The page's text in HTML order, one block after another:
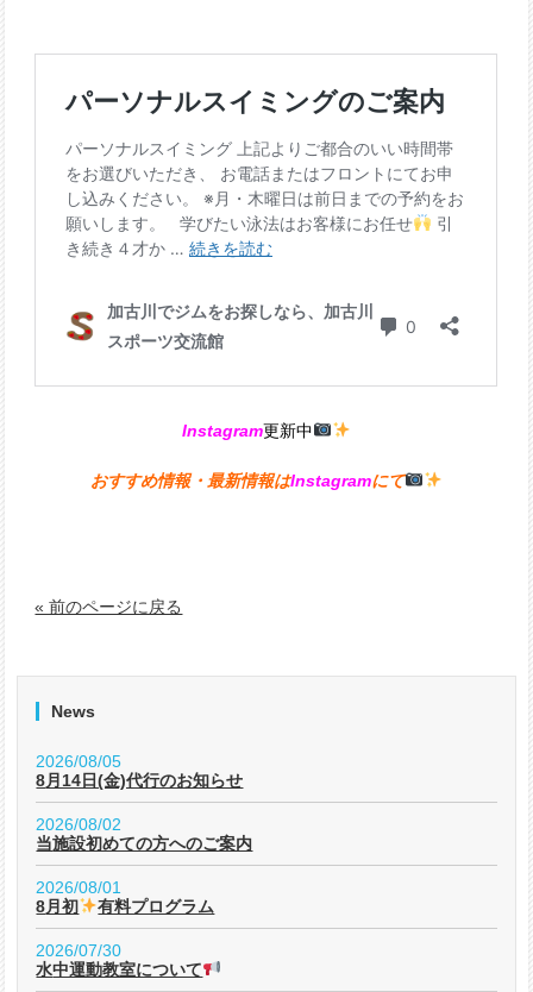
Instagram更新中
おすすめ情報・最新情報はInstagramにて
« 前のページに戻る
News
2026/08/05
8月14日(金)代行のお知らせ
2026/08/02
当施設初めての方へのご案内
2026/08/01
8月初
有料プログラム
2026/07/30
水中運動教室について